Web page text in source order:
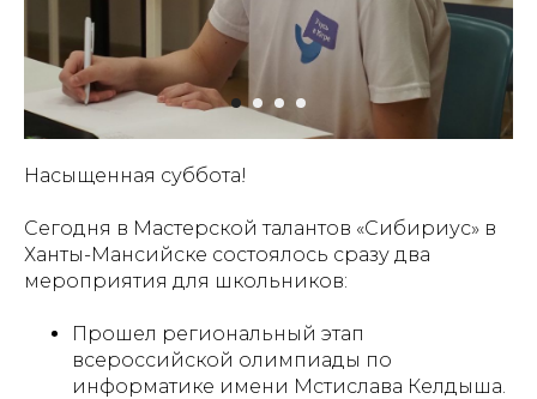
Насыщенная суббота!
Сегодня в Мастерской талантов «Сибириус» в
Ханты-Мансийске состоялось сразу два
мероприятия для школьников:
Прошел региональный этап
всероссийской олимпиады по
информатике имени Мстислава Келдыша.